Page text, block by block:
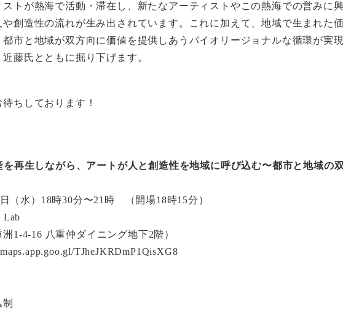
ストが熱海で活動・滞在し、新たなアーティストやこの熱海での営みに
創造性の流れが生み出されています。これに加えて、地域で生まれた
都市と地域が双方向に価値を提供しあうバイオリージョナルな循環が実
藤氏とともに掘り下げます。
ちしております！
を再生しながら、アートが人と創造性を地域に呼び込む〜都市と地域の
（水）18時30分〜21時 （開場18時15分）
Lab
洲1-4-16 八重仲ダイニング地下2階）
TJheJKRDmP1QisXG8